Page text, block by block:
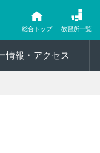
総合トップ 教習所一覧
情報・アクセス